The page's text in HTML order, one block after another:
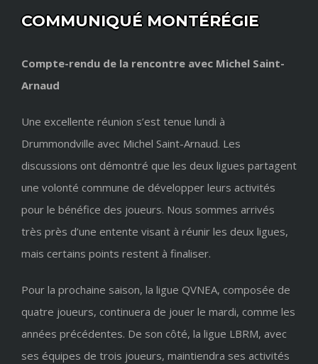
l&apos;image
COMMUNIQUÉ MONTÉRÉGIE
Compte-rendu de la rencontre avec Michel Saint-
Arnaud
Une excellente réunion s’est tenue lundi à
Drummondville avec Michel Saint-Arnaud. Les
discussions ont démontré que les deux ligues partagent
une volonté commune de développer leurs activités
pour le bénéfice des joueurs. Nous sommes arrivés
très près d’une entente visant à réunir les deux ligues,
mais certains points restent à finaliser.
Pour la prochaine saison, la ligue QVNEA, composée de
quatre joueurs, continuera de jouer le mardi, comme les
années précédentes. De son côté, la ligue LBRM, avec
ses équipes de trois joueurs, maintiendra ses activités